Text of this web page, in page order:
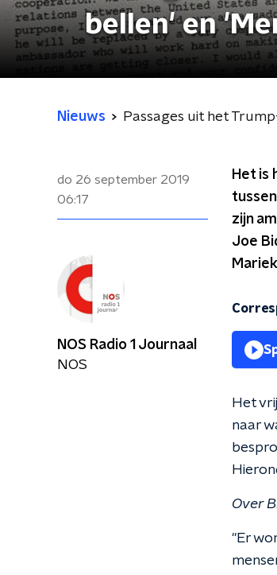
bellen' en
Nieuws Passages uit het
do 26 september 2019
06:17
Het is
zijn
Joe
Het
naar
Over
"Er
NOS Radio 1 Journaal
NOS